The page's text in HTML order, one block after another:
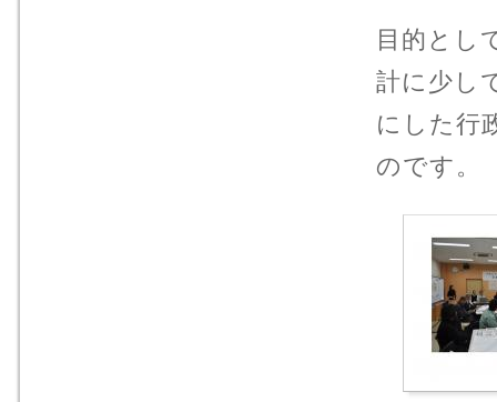
目的とし
計に少し
にした行
のです。